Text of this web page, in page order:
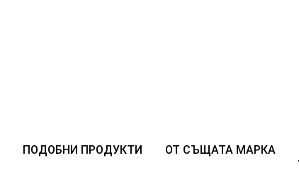
ПОДОБНИ ПРОДУКТИ ОТ СЪЩАТА МАРКА